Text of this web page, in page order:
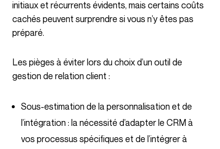
initiaux et récurrents évidents, mais certains coûts
cachés peuvent surprendre si vous n’y êtes pas
préparé.
Les pièges à éviter lors du choix d’un outil de
gestion de relation client :
Sous-estimation de la personnalisation et de
l’intégration : la nécessité d’adapter le CRM à
vos processus spécifiques et de l’intégrer à